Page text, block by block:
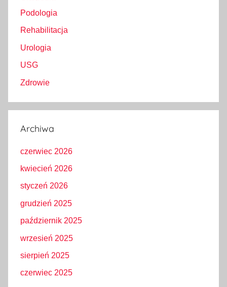
Podologia
Rehabilitacja
Urologia
USG
Zdrowie
Archiwa
czerwiec 2026
kwiecień 2026
styczeń 2026
grudzień 2025
październik 2025
wrzesień 2025
sierpień 2025
czerwiec 2025